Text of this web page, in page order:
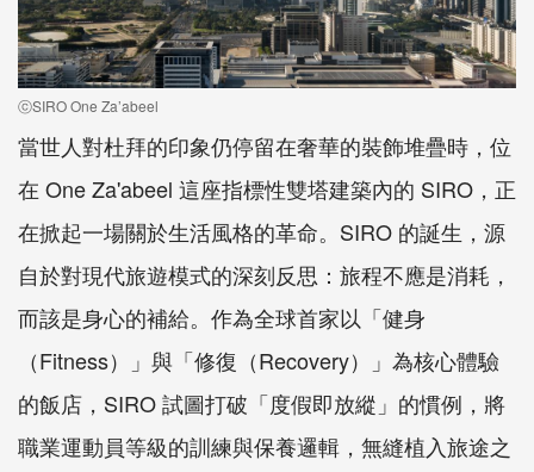
ⓒSIRO One Za’abeel
當世人對杜拜的印象仍停留在奢華的裝飾堆疊時，位
在 One Za'abeel 這座指標性雙塔建築內的 SIRO，正
在掀起一場關於生活風格的革命。SIRO 的誕生，源
自於對現代旅遊模式的深刻反思：旅程不應是消耗，
而該是身心的補給。作為全球首家以「健身
（Fitness）」與「修復（Recovery）」為核心體驗
的飯店，SIRO 試圖打破「度假即放縱」的慣例，將
職業運動員等級的訓練與保養邏輯，無縫植入旅途之